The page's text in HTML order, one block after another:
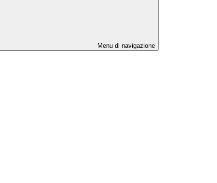
Menu di navigazione